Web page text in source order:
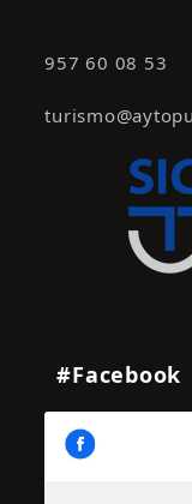
957 60 08 53
#Facebook